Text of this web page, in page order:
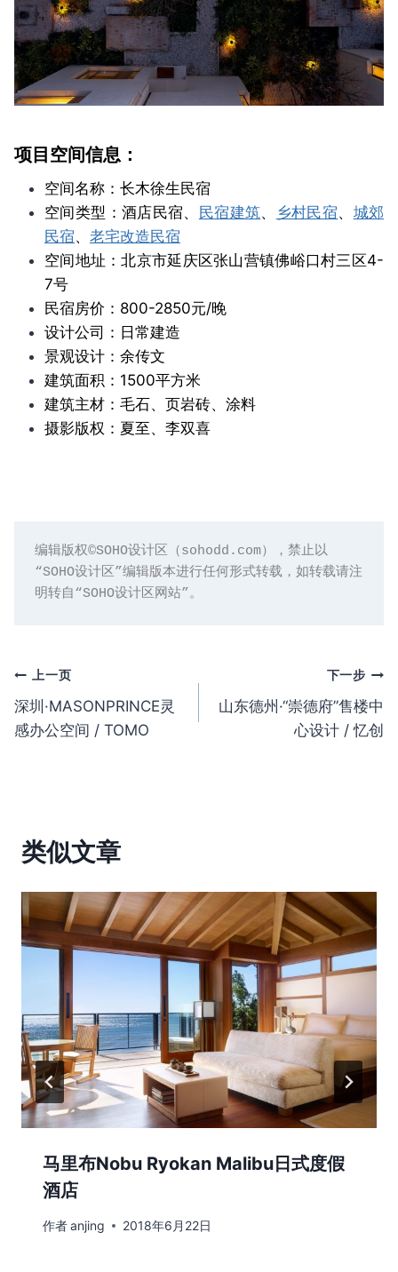
项目空间信息：
空间名称：长木徐生民宿
空间类型：酒店民宿、 民宿建筑、 乡村民宿、 城郊
民宿、 老宅改造民宿
空间地址：北京市延庆区张山营镇佛峪口村三区4-
7号
民宿房价：800-2850元/晚
设计公司：日常建造
景观设计：余传文
建筑面积：1500平方米
建筑主材：毛石、页岩砖、涂料
摄影版权：夏至、李双喜
编辑版权©️SOHO设计区（sohodd.com），禁止以
“SOHO设计区”编辑版本进行任何形式转载，如转载请注
明转自“SOHO设计区网站”。
文
章
上一页
深圳·MASONPRINCE灵
感办公空间 / TOMO
下一步
山东德州·“崇德府”售楼中
心设计 / 忆创
类似文章
马里布Nobu Ryokan Malibu日式度假
酒店
作者anjing 2018年6月22日